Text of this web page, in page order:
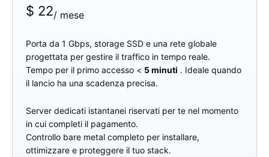
$ 22/ mese
Porta da 1 Gbps, storage SSD e una rete globale
progettata per gestire il traffico in tempo reale.
Tempo per il primo accesso < 5 minuti . Ideale quando
il lancio ha una scadenza precisa.
Server dedicati istantanei riservati per te nel momento
in cui completi il ​​pagamento.
Controllo bare metal completo per installare,
ottimizzare e proteggere il tuo stack.